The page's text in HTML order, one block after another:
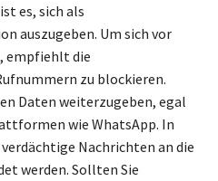
es, sich als
auszugeben. Um sich vor
empfiehlt die
zu blockieren.
Daten weiterzugeben, egal
wie WhatsApp. In
Nachrichten an die
werden. Sollten Sie